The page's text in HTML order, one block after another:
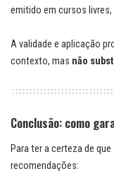
emitido em cursos
A validade e aplicação
contexto, mas não
Conclusão: como
Para ter a certeza de
recomendações: